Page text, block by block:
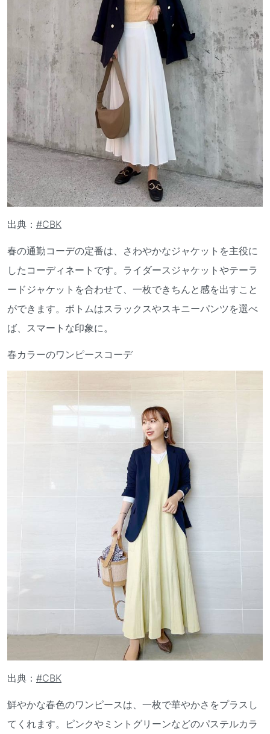
出典： #CBK
春の通勤コーデの定番は、さわやかなジャケットを主役に
したコーディネートです。ライダースジャケットやテーラ
ードジャケットを合わせて、一枚できちんと感を出すこと
ができます。ボトムはスラックスやスキニーパンツを選べ
ば、スマートな印象に。
春カラーのワンピースコーデ
出典： #CBK
鮮やかな春色のワンピースは、一枚で華やかさをプラスし
てくれます。ピンクやミントグリーンなどのパステルカラ